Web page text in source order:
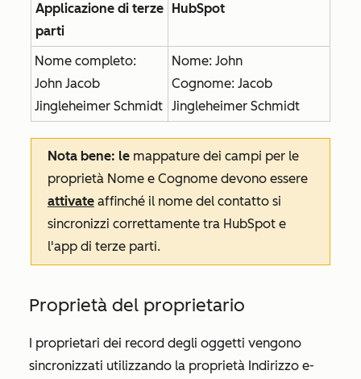
Applicazione di terze
parti
HubSpot
Nome completo:
John Jacob
Jingleheimer Schmidt
Nome: John
Cognome: Jacob
Jingleheimer Schmidt
Nota bene: lemappature dei campi per le
proprietà Nomee Cognome devono essere
attivateaffinché il nome del contatto si
sincronizzi correttamente tra HubSpot e
l'app di terze parti.
Proprietà del proprietario
I proprietari dei record degli oggetti vengono
sincronizzati utilizzando la proprietà Indirizzo e-